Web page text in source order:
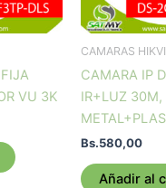
VU 3K
CAMARAS
CAMARA IP
IR+LUZ 30M,
Bs.580,00
Añadir al